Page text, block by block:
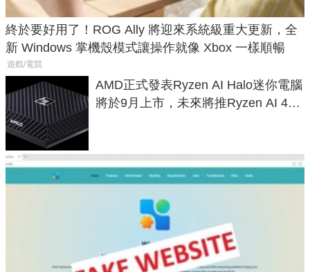
終於要好用了！ROG Ally 將迎來系統級重大更新，全
新 Windows 掌機殼模式讓操作就像 Xbox 一樣順暢
遊戲/電競
AMD正式發表Ryzen AI Halo迷你電腦
將於9月上市，未來將推Ryzen AI 400